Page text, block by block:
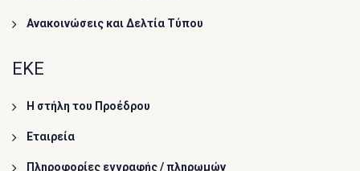
Ανακοινώσεις και Δελτία Τύπου
ΕΚΕ
Η στήλη του Προέδρου
Εταιρεία
Πληροφορίες εγγραφής / πληρωμών